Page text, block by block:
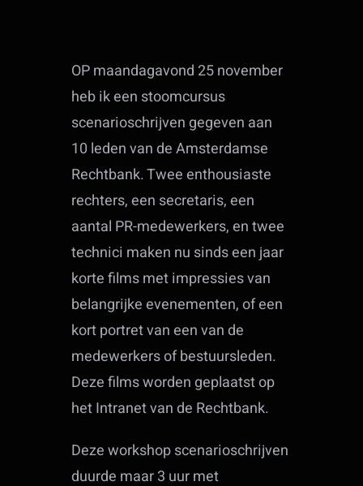
OP maandagavond 25 november
heb ik een stoomcursus
scenarioschrijven gegeven aan
10 leden van de Amsterdamse
Rechtbank. Twee enthousiaste
rechters, een secretaris, een
aantal PR-medewerkers, en twee
technici maken nu sinds een jaar
korte films met impressies van
belangrijke evenementen, of een
kort portret van een van de
medewerkers of bestuursleden.
Deze films worden geplaatst op
het Intranet van de Rechtbank.
Deze workshop scenarioschrijven
duurde maar 3 uur met